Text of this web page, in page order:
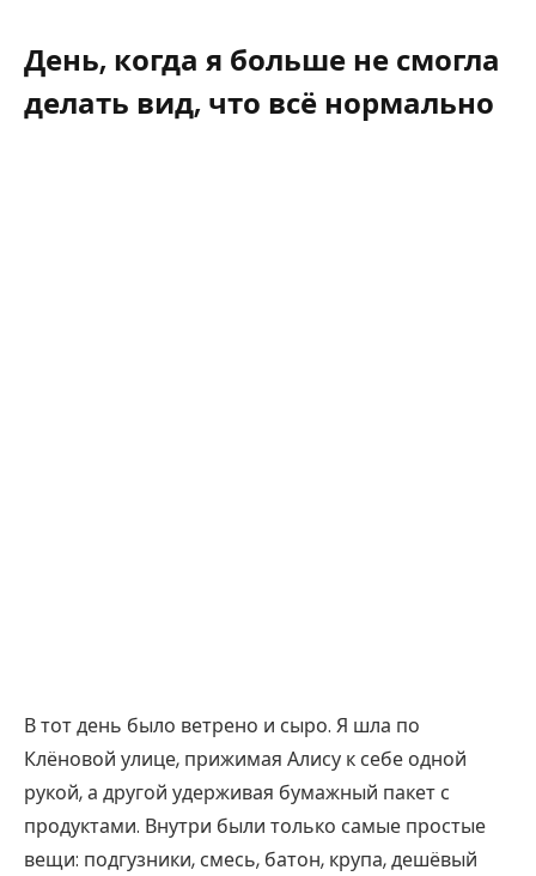
День, когда я больше не смогла
делать вид, что всё нормально
В тот день было ветрено и сыро. Я шла по
Клёновой улице, прижимая Алису к себе одной
рукой, а другой удерживая бумажный пакет с
продуктами. Внутри были только самые простые
вещи: подгузники, смесь, батон, крупа, дешёвый